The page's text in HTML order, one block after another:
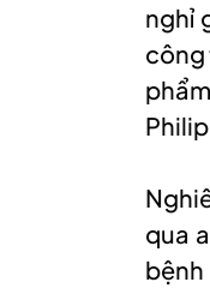
nghỉ
công
qua